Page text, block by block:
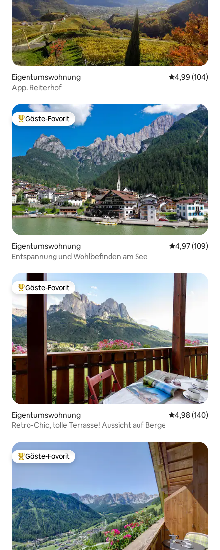
Eigentumswohnung
4,99 (104)
App. Reiterhof
Beliebter Gäste-Favorit.
Gäste-Favorit
Eigentumswohnung
4,97 (109)
Entspannung und Wohlbefinden am See
Beliebter Gäste-Favorit.
Gäste-Favorit
Eigentumswohnung
4,98 (140)
Retro-Chic, tolle Terrasse! Aussicht auf Berge
Beliebter Gäste-Favorit.
Gäste-Favorit